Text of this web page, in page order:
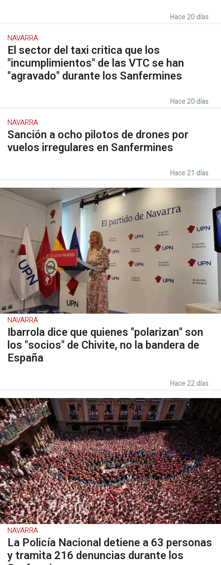
Hace 20 días
NAVARRA
El sector del taxi critica que los
"incumplimientos" de las VTC se han
"agravado" durante los Sanfermines
Hace 20 días
NAVARRA
Sanción a ocho pilotos de drones por
vuelos irregulares en Sanfermines
Hace 21 días
NAVARRA
Ibarrola dice que quienes "polarizan" son
los "socios" de Chivite, no la bandera de
España
Hace 22 días
NAVARRA
La Policía Nacional detiene a 63 personas
y tramita 216 denuncias durante los